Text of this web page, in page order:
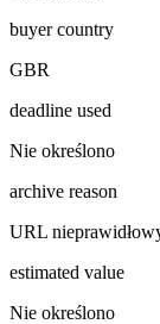
buyer country
GBR
deadline used
Nie określono
archive reason
URL
estimated value
Nie określono